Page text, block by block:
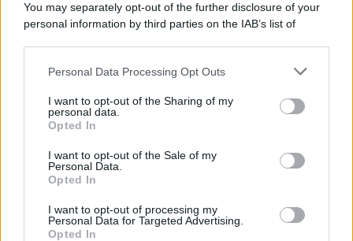
You may separately opt-out of the further disclosure of your
personal information by third parties on the IAB’s list of
This information may also be disclosed by us to third parties
disclose it to other third parties.
Please note that this website/app uses one or more Google
services and may gather and store information including but
not limited to your visit or usage behaviour. You may click to
grant or deny consent to Google and its third-party tags to
consent section.
Personal Data Processing Opt Outs
I want to opt-out of the Sharing of my
personal data.
Opted In
I want to opt-out of the Sale of my
Personal Data.
Opted In
I want to opt-out of processing my
Personal Data for Targeted Advertising.
Opted In
FRASI